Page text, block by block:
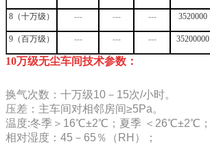
8（十万级） --- --- --- 3520000
9（百万级） --- --- --- 35200000
10万级无尘车间技术参数：
换气次数：十万级10－15次/小时。
压差：主车间对相邻房间≥5Pa。
温度:冬季＞16℃±2℃；夏季 ＜26℃±2℃；
相对湿度：45－65％（RH）；